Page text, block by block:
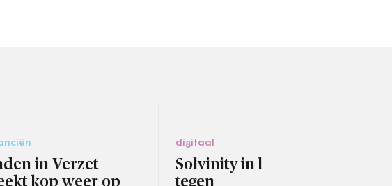
in Verzet
kop weer op
digitaal
Solvinity in beroep
tegen